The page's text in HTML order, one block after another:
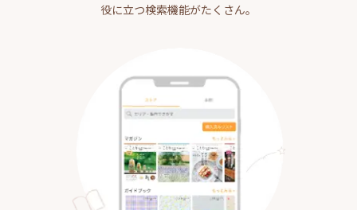
役に立つ検索機能がたくさん。